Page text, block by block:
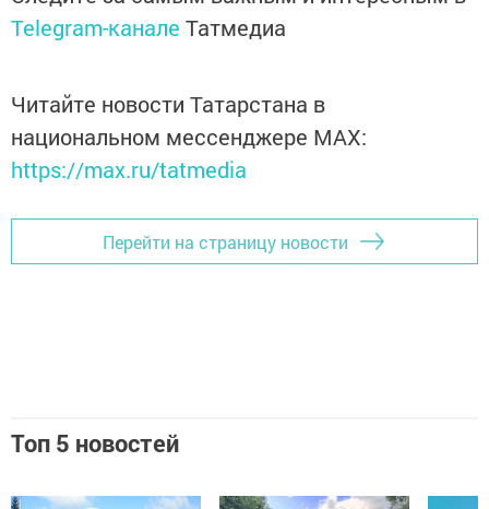
Telegram-канале Татмедиа
Читайте новости Татарстана в
национальном мессенджере MАХ:
https://max.ru/tatmedia
Перейти на страницу новости
Топ 5 новостей